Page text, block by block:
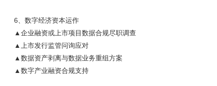
6、数字经济资本运作
▲企业融资或上市项目数据合规尽职调查
▲上市发行监管问询应对
▲数据资产剥离与数据业务重组方案
▲数字产业融资合规支持